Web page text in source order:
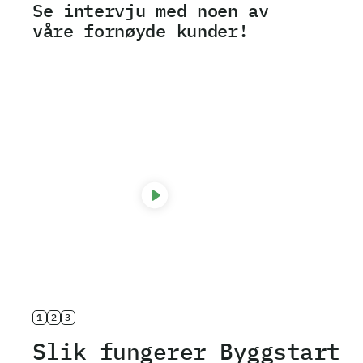
Se intervju med noen av
våre fornøyde kunder!
1 2 3
Slik fungerer Byggstart